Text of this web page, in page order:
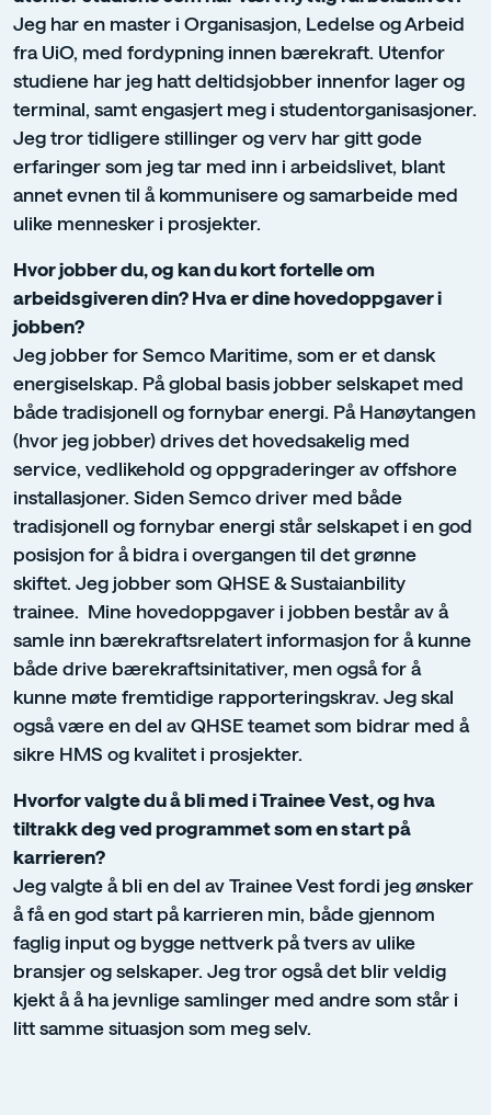
Jeg har en master i Organisasjon, Ledelse og Arbeid
fra UiO, med fordypning innen bærekraft. Utenfor
studiene har jeg hatt deltidsjobber innenfor lager og
terminal, samt engasjert meg i studentorganisasjoner.
Jeg tror tidligere stillinger og verv har gitt gode
erfaringer som jeg tar med inn i arbeidslivet, blant
annet evnen til å kommunisere og samarbeide med
ulike mennesker i prosjekter.
Hvor jobber du, og kan du kort fortelle om
arbeidsgiveren din? Hva er dine hovedoppgaver i
jobben?
Jeg jobber for Semco Maritime, som er et dansk
energiselskap. På global basis jobber selskapet med
både tradisjonell og fornybar energi. På Hanøytangen
(hvor jeg jobber) drives det hovedsakelig med
service, vedlikehold og oppgraderinger av offshore
installasjoner. Siden Semco driver med både
tradisjonell og fornybar energi står selskapet i en god
posisjon for å bidra i overgangen til det grønne
skiftet. Jeg jobber som QHSE & Sustaianbility
trainee. Mine hovedoppgaver i jobben består av å
samle inn bærekraftsrelatert informasjon for å kunne
både drive bærekraftsinitativer, men også for å
kunne møte fremtidige rapporteringskrav. Jeg skal
også være en del av QHSE teamet som bidrar med å
sikre HMS og kvalitet i prosjekter.
Hvorfor valgte du å bli med i Trainee Vest, og hva
tiltrakk deg ved programmet som en start på
karrieren?
Jeg valgte å bli en del av Trainee Vest fordi jeg ønsker
å få en god start på karrieren min, både gjennom
faglig input og bygge nettverk på tvers av ulike
bransjer og selskaper. Jeg tror også det blir veldig
kjekt å å ha jevnlige samlinger med andre som står i
litt samme situasjon som meg selv.